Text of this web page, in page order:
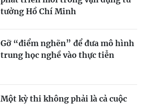
tưởng Hồ Chí Minh
Gỡ “điểm nghẽn” để đưa mô hình
trung học nghề vào thực tiễn
Một kỳ thi không phải là cả cuộc